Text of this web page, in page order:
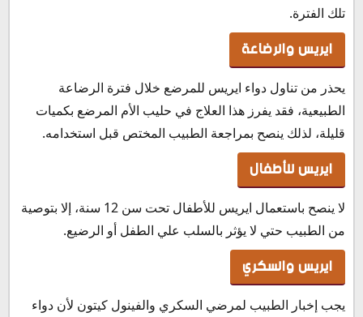
تلك الفترة.
ايريس والرضاعة
يحذر من تناول دواء ايريس للمرضع خلال فترة الرضاعة
الطبيعية، فقد يفرز هذا العلاج في حليب الأم المرضع بكميات
قليلة، لذلك ينصح بمراجعة الطبيب المختص قبل استخدامه.
ايريس للأطفال
لا ينصح باستعمال ايريس للأطفال تحت سن 12 سنة، إلا بتوصية
من الطبيب حتي لا يؤثر بالسلب علي الطفل أو الرضيع.
ايريس والسكري
يجب إخبار الطبيب لمرضي السكري والفينول كيتون لأن دواء